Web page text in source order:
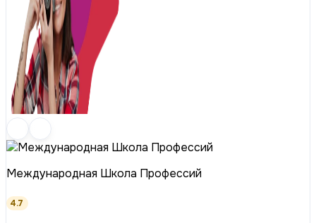
Международная Школа Профессий
4.7